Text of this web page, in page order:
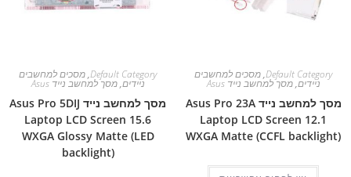
Default Category
,מסכים למחשבים
ניידים,מסך למחשב נייד Asus
מסך למחשב נייד Asus Pro 23A
Laptop LCD Screen 12.1
WXGA Matte (CCFL backlight)
Default Category
,מסכים למחשבים
ניידים,מסך למחשב נייד Asus
מסך למחשב נייד Asus Pro 5DIJ
Laptop LCD Screen 15.6
WXGA Glossy Matte (LED
backlight)